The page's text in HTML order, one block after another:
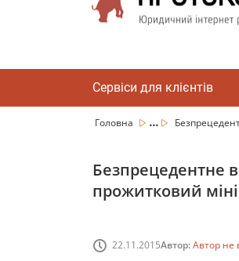
Сервіси для клієнтів
Головна ...
Безпрецедентне в
прожитковий
22.11.2015Автор:Автор не